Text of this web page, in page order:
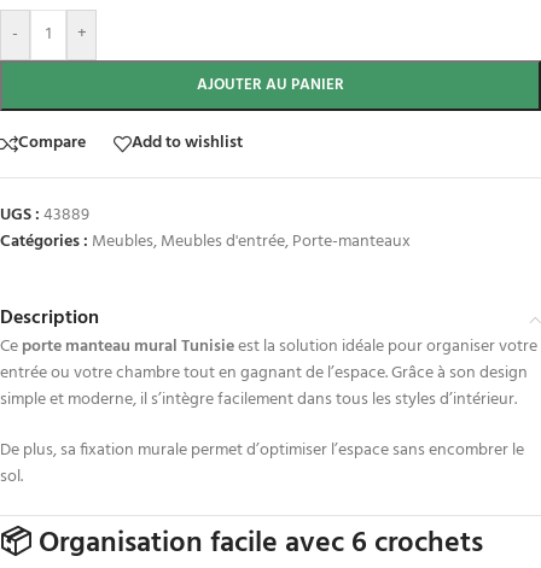
- +
AJOUTER AU PANIER
Compare Add to wishlist
UGS :43889
Catégories : Meubles,Meubles d'entrée,Porte-manteaux
Description
Ceporte manteau mural Tunisieest la solution idéale pour organiser votre
entrée ou votre chambre tout en gagnant de l’espace. Grâce à son design
simple et moderne, il s’intègre facilement dans tous les styles d’intérieur.
De plus, sa fixation murale permet d’optimiser l’espace sans encombrer le
sol.
📦 Organisation facile avec 6 crochets